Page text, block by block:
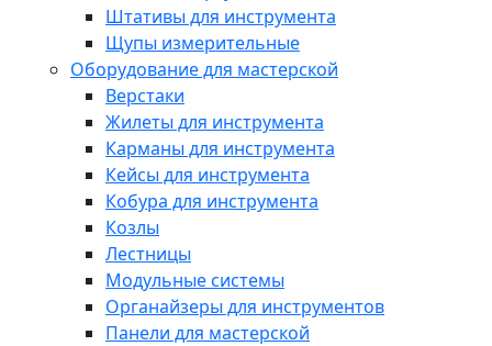
Штативы для инструмента
Щупы измерительные
Оборудование для мастерской
Верстаки
Жилеты для инструмента
Карманы для инструмента
Кейсы для инструмента
Кобура для инструмента
Козлы
Лестницы
Модульные системы
Органайзеры для инструментов
Панели для мастерской